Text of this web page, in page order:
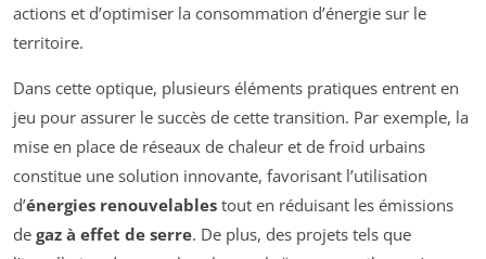
actions et d’optimiser la consommation d’énergie sur le
territoire.
Dans cette optique, plusieurs éléments pratiques entrent en
jeu pour assurer le succès de cette transition. Par exemple, la
mise en place de réseaux de chaleur et de froid urbains
constitue une solution innovante, favorisant l’utilisation
d’énergies renouvelables tout en réduisant les émissions
de gaz à effet de serre. De plus, des projets tels que